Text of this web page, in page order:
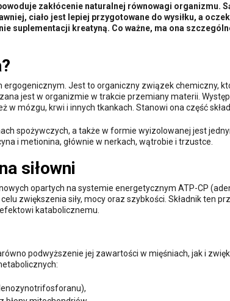
zakłócenie naturalnej równowagi organizmu.
ciało jest lepiej przygotowane do wysiłku, a
suplementacji kreatyną. Co ważne, ma ona
ergogenicznym. Jest to organiczny związek chemiczny,
jest w organizmie w trakcie przemiany materii.
w mózgu, krwi i innych tkankach. Stanowi ona część
spożywczych, a także w formie wyizolowanej jest
i metionina, głównie w nerkach, wątrobie i trzustce.
siłowni
opartych na systemie energetycznym ATP-CP
zwiększenia siły, mocy oraz szybkości. Składnik ten
katabolicznemu.
podwyższenie jej zawartości w mięśniach, jak i